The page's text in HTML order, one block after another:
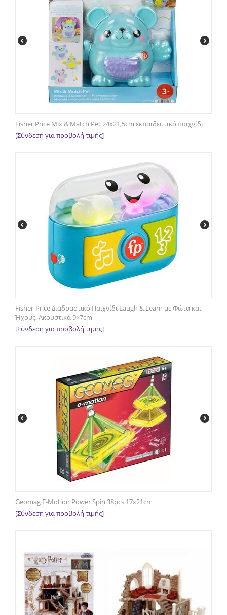
Fisher Price Mix & Match Pet 24x21,5cm εκπαιδευτικό παιχνίδι
[Σύνδεση για προβολή τιμής]
Fisher-Price Διαδραστικό Παιχνίδι Laugh & Learn με Φώτα και
Ήχους, Ακουστικά 9×7cm
[Σύνδεση για προβολή τιμής]
Geomag E-Motion Power Spin 38pcs 17x21cm
[Σύνδεση για προβολή τιμής]